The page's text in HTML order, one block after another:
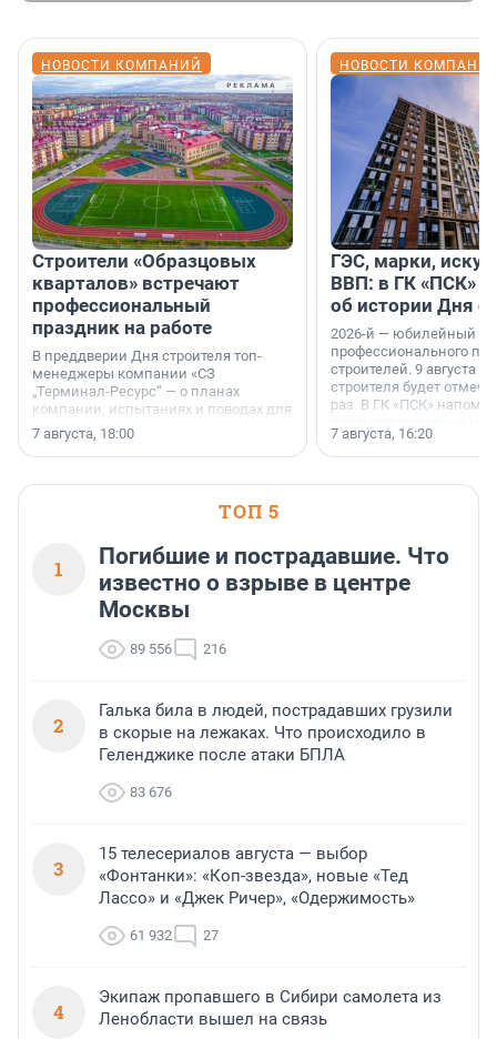
НОВОСТИ КОМПАНИЙ
Строители «Образцовых
кварталов» встречают
профессиональный
праздник на работе
В преддверии Дня строителя топ-
менеджеры компании «СЗ
„Терминал-Ресурс“ — о планах
компании, испытаниях и поводах для
осторожного оптимизма.
7 августа, 18:00
НОВОСТИ
ГЭС, марки,
ВВП: в ГК «ПСК»
об истории Дня
2026-й — юбилейный
профессионального
строителей. 9 августа
строителя будет
раз. В ГК «ПСК»
поменялась роль
7 августа, 16:20
ТОП 5
1
Погибшие и пострадавшие. Что
известно о взрыве в центре
Москвы
89 556 216
2
Галька била в людей, пострадавших грузили
в скорые на лежаках. Что происходило в
Геленджике после атаки БПЛА
83 676
3
15 телесериалов августа — выбор
«Фонтанки»: «Коп-звезда», новые «Тед
Лассо» и «Джек Ричер», «Одержимость»
61 932 27
4
Экипаж пропавшего в Сибири самолета из
Ленобласти вышел на связь